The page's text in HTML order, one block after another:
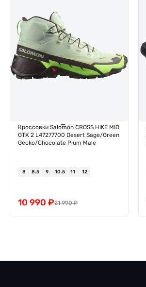
Кроссовки Salomon CROSS HIKE MID
GTX 2 L47277700 Desert Sage/Green
Gecko/Chocolate Plum Male
8 8.5 9 10.5 11 12
21 990₽
10 990 ₽